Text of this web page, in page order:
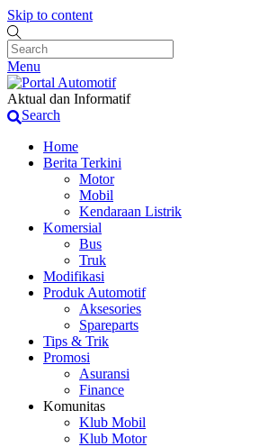
Skip to content
Menu
Aktual dan Informatif
Search
Home
Berita Terkini
Motor
Mobil
Kendaraan Listrik
Komersial
Bus
Truk
Modifikasi
Produk Automotif
Aksesories
Spareparts
Tips & Trik
Promosi
Asuransi
Finance
Komunitas
Klub Mobil
Klub Motor